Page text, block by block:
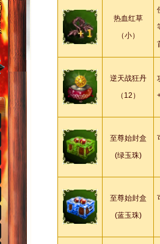
热血红草
（小）
逆天战狂丹
（12）
至尊始封盒
(绿玉珠)
至尊始封盒
(蓝玉珠)